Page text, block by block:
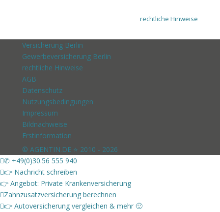
rechtliche Hinweise
Versicherung Berlin
Gewerbeversicherung Berlin
rechtliche Hinweise
AGB
Datenschutz
Nutzungsbedingungen
Impressum
Bildnachweise
Erstinformation
© AGENTIN.DE ⭐ 2010 - 2026
✆ +49(0)30.56 555 940
👉 Nachricht schreiben
👉 Angebot: Private Krankenversicherung
Zahnzusatzversicherung berechnen
👉 Autoversicherung vergleichen & mehr 🙂